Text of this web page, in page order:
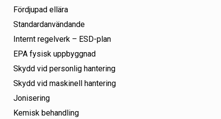
Fördjupad ellära
Standardanvändande
Internt regelverk – ESD-plan
EPA fysisk uppbyggnad
Skydd vid personlig hantering
Skydd vid maskinell hantering
Jonisering
Kemisk behandling